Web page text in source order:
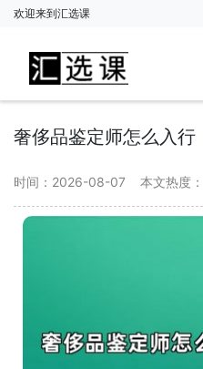
欢迎来到汇选课
奢侈品鉴定师怎么入行
时间：2026-08-07 本文热度：